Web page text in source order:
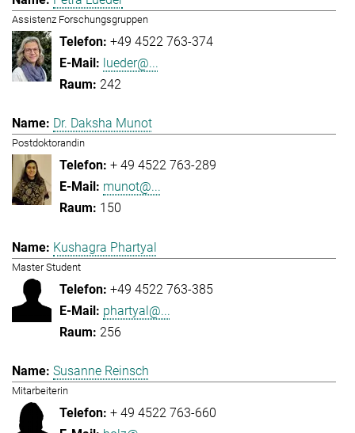
Assistenz Forschungsgruppen
+49 4522 763-374
lueder@...
242
Dr. Daksha Munot
Postdoktorandin
+ 49 4522 763-289
munot@...
150
Kushagra Phartyal
Master Student
+49 4522 763-385
phartyal@...
256
Susanne Reinsch
Mitarbeiterin
+ 49 4522 763-660